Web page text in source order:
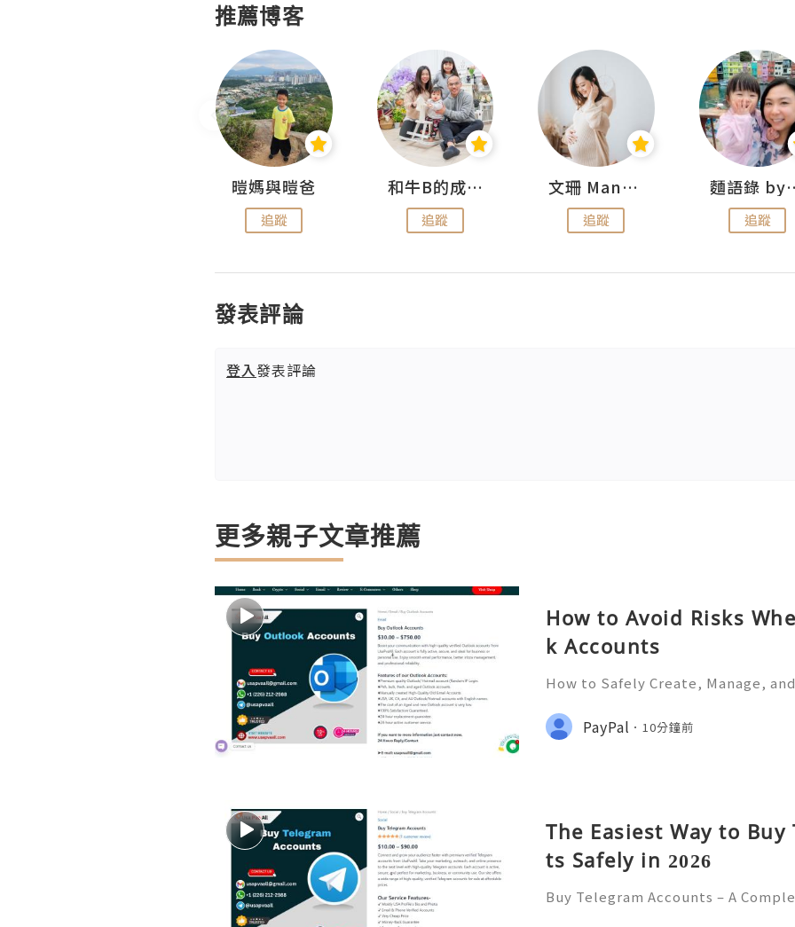
推薦博客
暟媽與暟爸
追蹤
和牛B的成長日記
追蹤
文珊 ManShan
追蹤
麵語
追蹤
發表評論
登入發表評論
更多親子文章推薦
How to Avoid Risks
k Accounts
How to Safely Create, Manage,
bone of communication,
ion. Among email platfor
PayPal 10分鐘前
The Easiest Way to
ts Safely in 2026
Buy Telegram Accounts – A